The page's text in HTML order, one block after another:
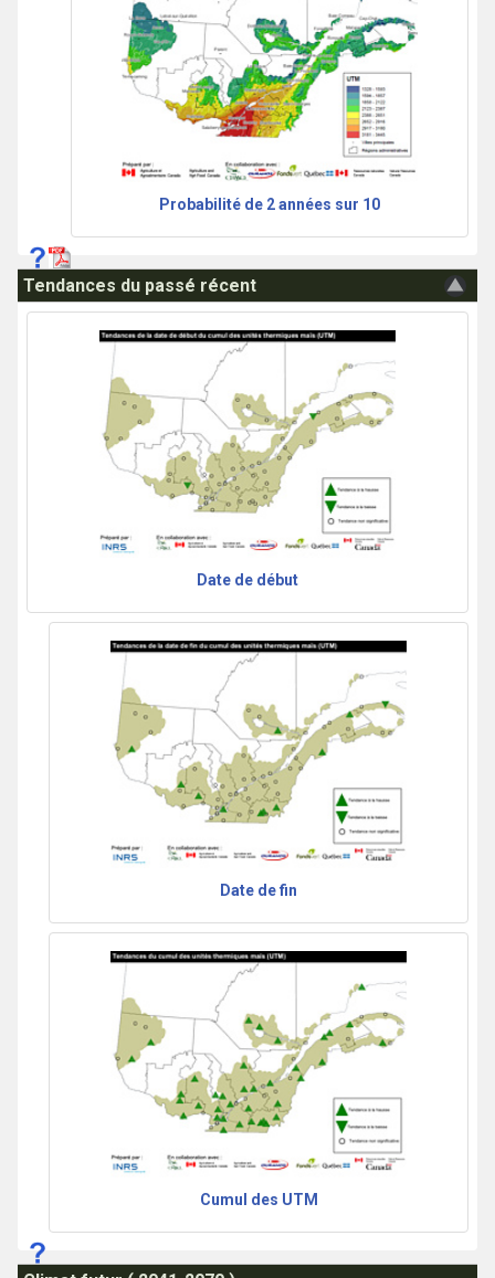
Probabilité de 2 années sur 10
Tendances du passé récent
Date de début
Date de fin
Cumul des UTM